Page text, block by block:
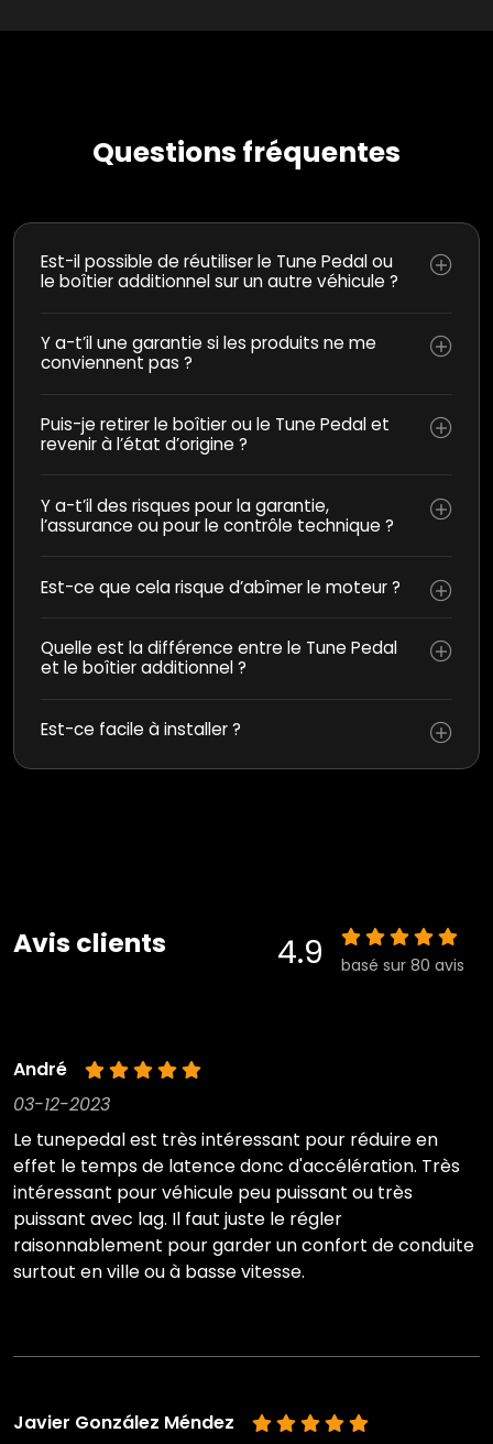
Questions fréquentes
Est-il possible de réutiliser le Tune Pedal ou
le boîtier additionnel sur un autre véhicule ?
Y a-t’il une garantie si les produits ne me
conviennent pas ?
Puis-je retirer le boîtier ou le Tune Pedal et
revenir à l’état d’origine ?
Y a-t’il des risques pour la garantie,
l’assurance ou pour le contrôle technique ?
Est-ce que cela risque d’abîmer le moteur ?
Quelle est la différence entre le Tune Pedal
et le boîtier additionnel ?
Est-ce facile à installer ?
Avis clients 4.9 basé sur 80 avis
André
03-12-2023
Le tunepedal est très intéressant pour réduire en
effet le temps de latence donc d'accélération. Très
intéressant pour véhicule peu puissant ou très
puissant avec lag. Il faut juste le régler
raisonnablement pour garder un confort de conduite
surtout en ville ou à basse vitesse.
Javier González Méndez